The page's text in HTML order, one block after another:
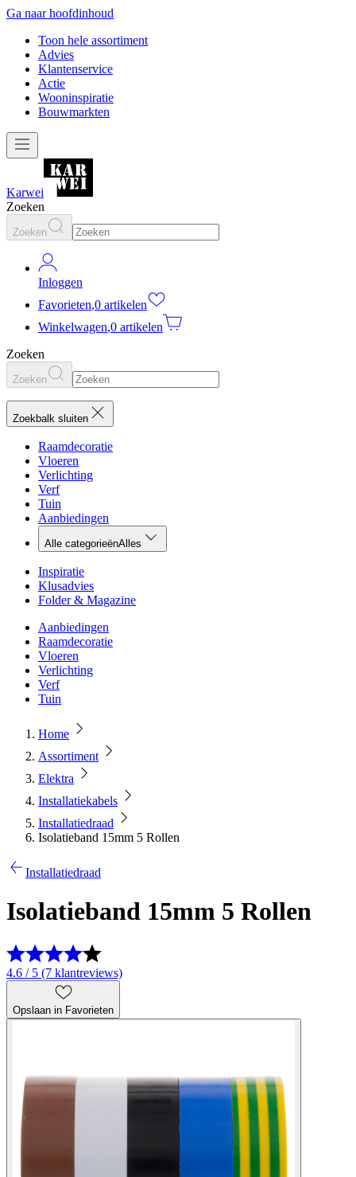
Ga naar hoofdinhoud
Toon hele assortiment
Advies
Klantenservice
Actie
Wooninspiratie
Bouwmarkten
Karwei
Zoeken
Zoeken
Inloggen
Favorieten,0 artikelen
Winkelwagen,0 artikelen
Zoeken
Zoeken
Zoekbalk sluiten
Raamdecoratie
Vloeren
Verlichting
Verf
Tuin
Aanbiedingen
Alle categorieënAlles
Inspiratie
Klusadvies
Folder & Magazine
Aanbiedingen
Raamdecoratie
Vloeren
Verlichting
Verf
Tuin
Home
Assortiment
Elektra
Installatiekabels
Installatiedraad
Isolatieband 15mm 5 Rollen
Installatiedraad
Isolatieband 15mm 5 Rollen
4.6 / 5 (7 klantreviews)
Opslaan in Favorieten